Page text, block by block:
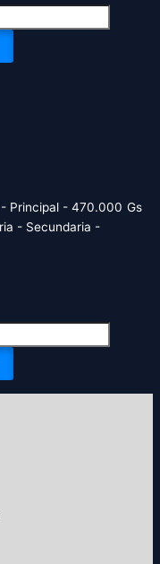
- Principal - 470.000 Gs
- Secundaria -